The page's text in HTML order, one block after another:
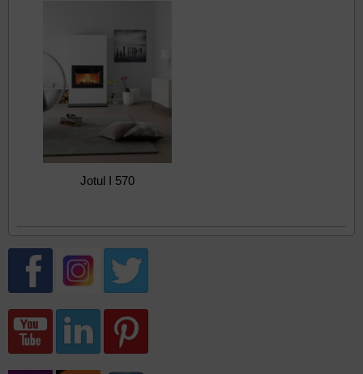
Jotul I 570